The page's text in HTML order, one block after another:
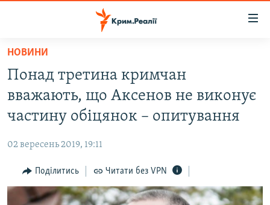
Перейти
основного
матеріалу
основної
навігації
Перейти
до
пошуку
ВОДА.КРИМ
ВІДЕО ТА ФОТО
БЛОГИ
ПОГЛЯД
ІНТЕРВ'Ю
НОВИНИ
Понад третина кримчан
вважають, що Аксенов не виконує
частину обіцянок – опитування
02 вересень 2019, 19:11
Поділитись Читати без VPN